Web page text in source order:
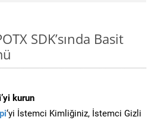
SDK’sında Basit
kurun
‘yi İstemci Kimliğiniz, İstemci Gizli